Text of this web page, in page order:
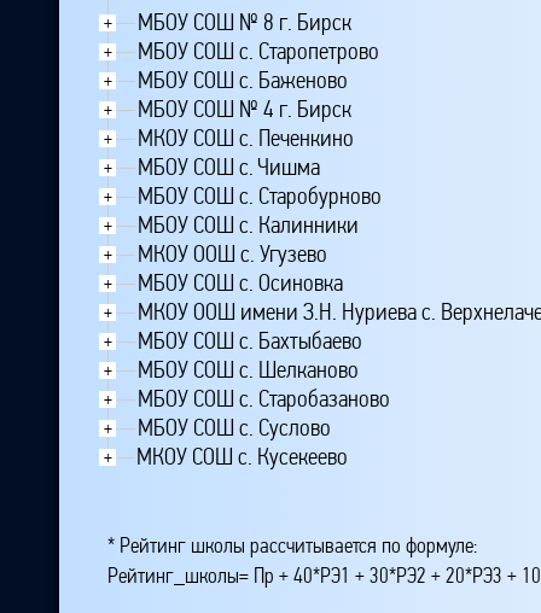
+ МБОУ СОШ № 8 г. Бирск
+ МБОУ СОШ с. Старопетрово
+ МБОУ СОШ с. Баженово
+ МБОУ СОШ № 4 г. Бирск
+ МКОУ СОШ с. Печенкино
+ МБОУ СОШ с. Чишма
+ МБОУ СОШ с. Старобурново
+ МБОУ СОШ с. Калинники
+ МКОУ ООШ с. Угузево
+ МБОУ СОШ с. Осиновка
+ МКОУ ООШ имени З.Н. Нуриева с.
+ МБОУ CОШ с. Бахтыбаево
+ МБОУ СОШ с. Шелканово
+ МБОУ СОШ с. Старобазаново
+ МБОУ СОШ с. Суслово
+ МКОУ СОШ с. Кусекеево
* Рейтинг школы рассчитывается по формуле:
Рейтинг_школы= Пр + 40*РЭ1 + 30*РЭ2 + 20*РЭ3 +